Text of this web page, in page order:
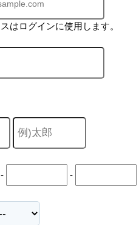
はログインに使用します。
- -